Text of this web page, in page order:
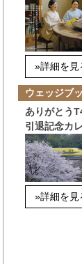
»詳細を見
ウェッジブ
ありがとう
引退記念カ
»詳細を見